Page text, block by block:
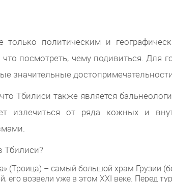
только политическим и
посмотреть, чему подивиться. Для
значительные
Тбилиси также является
излечиться от ряда кожных и
Тбилиси?
(Троица) – самый большой храм Грузии
его возвели уже в этом XXI веке. Перед